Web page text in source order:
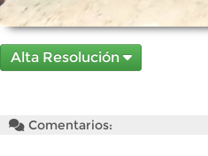
Alta Resolución
Comentarios: